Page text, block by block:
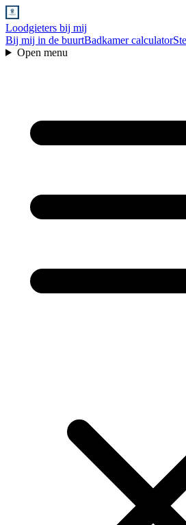
Loodgieters bij mij
Bij mij in de buurtBadkamer calculator
Open menu